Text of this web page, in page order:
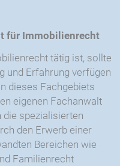
für Immobilienrecht
tätig ist, sollte
und Erfahrung verfügen
dieses Fachgebiets
eigenen Fachanwalt
spezialisierten
den Erwerb einer
Bereichen wie
Familienrecht